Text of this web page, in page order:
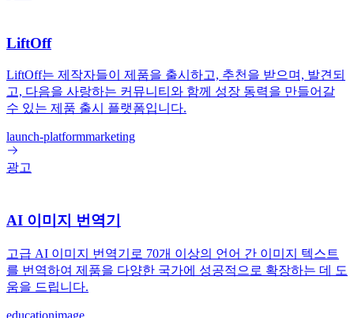
LiftOff
LiftOff는 제작자들이 제품을 출시하고, 추천을 받으며, 발견되
고, 다음을 사랑하는 커뮤니티와 함께 성장 동력을 만들어갈
수 있는 제품 출시 플랫폼입니다.
launch-platformmarketing
광고
AI 이미지 번역기
고급 AI 이미지 번역기로 70개 이상의 언어 간 이미지 텍스트
를 번역하여 제품을 다양한 국가에 성공적으로 확장하는 데 도
움을 드립니다.
educationimage